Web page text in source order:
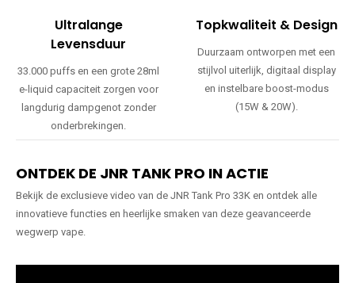
Ultralange
Levensduur
33.000 puffs en een grote 28ml
e-liquid capaciteit zorgen voor
langdurig dampgenot zonder
onderbrekingen.
Topkwaliteit & Design
Duurzaam ontworpen met een
stijlvol uiterlijk, digitaal display
en instelbare boost-modus
(15W & 20W).
ONTDEK DE JNR TANK PRO IN ACTIE
Bekijk de exclusieve video van de JNR Tank Pro 33K en ontdek alle
innovatieve functies en heerlijke smaken van deze geavanceerde
wegwerp vape.